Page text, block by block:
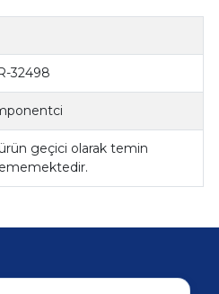
32498
geçici olarak temin